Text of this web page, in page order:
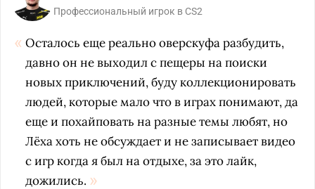
Профессиональный игрок в CS2
Осталось еще реально оверскуфа разбудить,
давно он не выходил с пещеры на поиски
новых приключений, буду коллекционировать
людей, которые мало что в играх понимают, да
еще и похайповать на разные темы любят, но
Лёха хоть не обсуждает и не записывает видео
с игр когда я был на отдыхе, за это лайк,
дожились.